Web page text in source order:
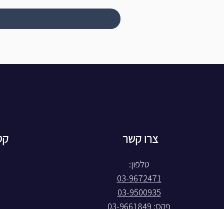
צרו קשר
טלפון:
03-9672471
03-9500935
פקס: 03-9661849